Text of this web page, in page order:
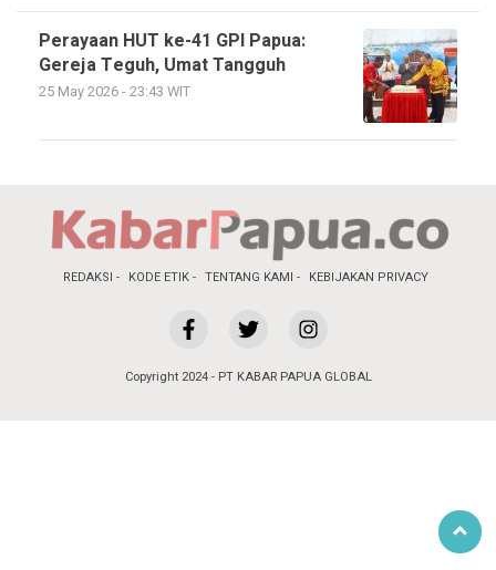
Perayaan HUT ke-41 GPI Papua:
Gereja Teguh, Umat Tangguh
25 May 2026 - 23:43 WIT
REDAKSI KODE ETIK TENTANG KAMI KEBIJAKAN PRIVACY
Copyright 2024 - PT KABAR PAPUA GLOBAL